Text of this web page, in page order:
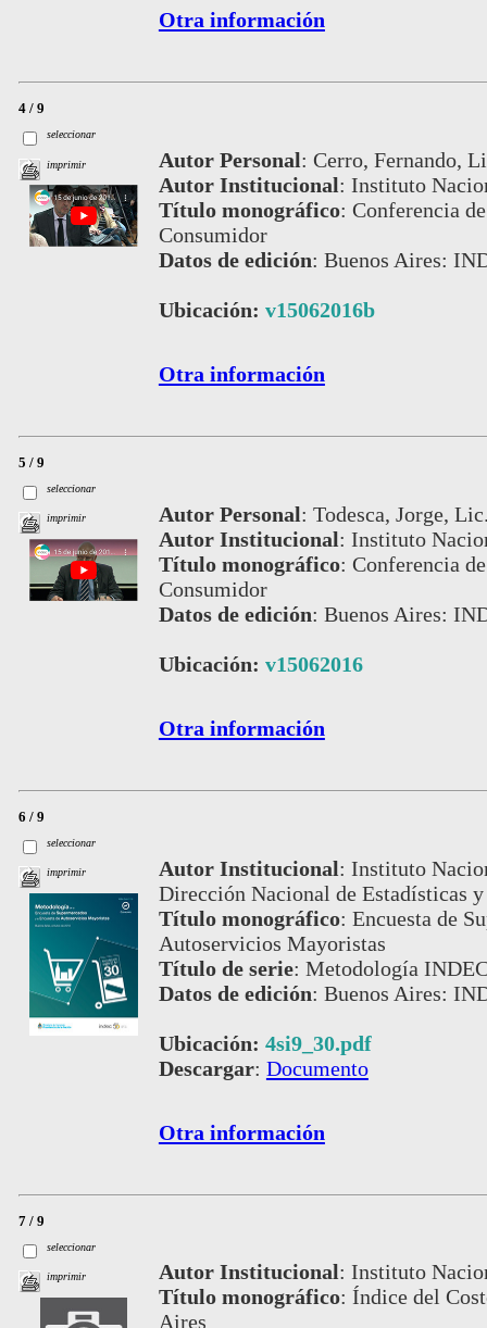
Otra información
4 / 9
seleccionar
imprimir Autor Personal: Cerro, Fernando,
Autor Institucional: Instituto
Título monográfico: Conferencia
Consumidor
Datos de edición: Buenos Aires:
Ubicación: v15062016b
Otra información
5 / 9
seleccionar
imprimir Autor Personal: Todesca, Jorge,
Autor Institucional: Instituto
Título monográfico: Conferencia
Consumidor
Datos de edición: Buenos Aires:
Ubicación: v15062016
Otra información
6 / 9
seleccionar
imprimir Autor Institucional: Instituto
Dirección Nacional de Estadísticas
Título monográfico: Encuesta de
Autoservicios Mayoristas
Título de serie: Metodología
Datos de edición: Buenos Aires:
Ubicación: 4si9_30.pdf
Descargar: Documento
Otra información
7 / 9
seleccionar
imprimir Autor Institucional: Instituto
Título monográfico: Índice del
Aires